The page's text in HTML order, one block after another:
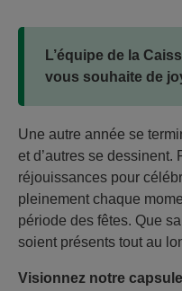
L’équipe de la
vous souhaite de
Une autre année se
et d’autres se dessinent.
réjouissances pour
pleinement chaque
période des fêtes. Que
soient présents tout au
Visionnez notre